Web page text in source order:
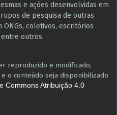
e ações desenvolvidas em
de pesquisa ​de outras
ONGs, coletivos, escritórios
entre outros​.
reproduzido e modificado,
o conteúdo seja disponibilizado
Commons Atribuição 4.0